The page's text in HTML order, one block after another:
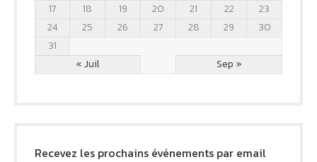
17
18 19 20 21 22
23
24
25 26 27 28 29
30
31
« Juil
Sep »
Recevez les prochains événements par email